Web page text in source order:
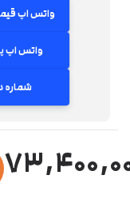
دارای شیر برقی برای
دارای هیت سینک دوبل
دارای رول کیج برای
واتس اپ
واتس اپ
شماره